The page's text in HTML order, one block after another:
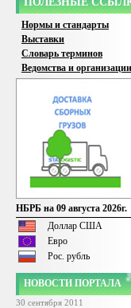
Нормы и стандарты
Выставки
Словарь терминов
Ведомства и организации
НБРБ на 09 августа 2026г.
Доллар США
Евро
Рос. рубль
НОВОСТИ ПОРТАЛА
30 сентября 2011